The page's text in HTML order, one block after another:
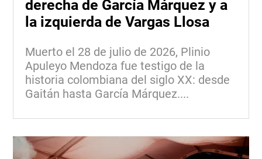
derecha de García Márquez y a
la izquierda de Vargas Llosa
Muerto el 28 de julio de 2026, Plinio
Apuleyo Mendoza fue testigo de la
historia colombiana del siglo XX: desde
Gaitán hasta García Márquez....